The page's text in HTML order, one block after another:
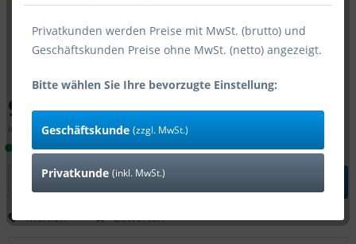
98,00 € *
inkl. MwSt.zzgl. Versandkosten
Lieferzeit 1-4 Tage (Bestand: 8)
Merken Bewerten
Privatkunden werden Preise mit MwSt. (brutto) und
Geschäftskunden Preise ohne MwSt. (netto) angezeigt.
Bitte wählen Sie Ihre bevorzugte Einstellung:
Geschäftskunde (zzgl. MwSt.)
Privatkunde (inkl. MwSt.)